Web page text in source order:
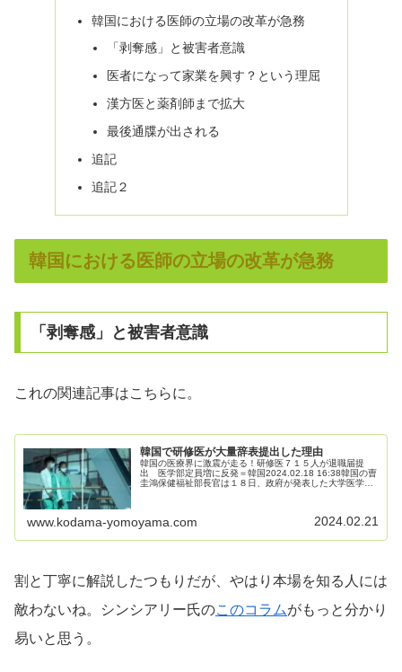
韓国における医師の立場の改革が急務
「剥奪感」と被害者意識
医者になって家業を興す？という理屈
漢方医と薬剤師まで拡大
最後通牒が出される
追記
追記２
韓国における医師の立場の改革が急務
「剥奪感」と被害者意識
これの関連記事はこちらに。
韓国で研修医が大量辞表提出した理由
韓国の医療界に激震が走る！研修医７１５人が退職届提
出 医学部定員増に反発＝韓国2024.02.18 16:38韓国の曺
圭鴻保健福祉部長官は１８日、政府が発表した大学医学部
www.kodama-yomoyama.com 2024.02.21
割と丁寧に解説したつもりだが、やはり本場を知る人には
敵わないね。シンシアリー氏のこのコラムがもっと分かり
易いと思う。